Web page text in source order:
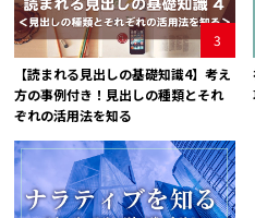
3
【読まれる見出しの基礎知識4】考え
方の事例付き！見出しの種類とそれ
ぞれの活用法を知る